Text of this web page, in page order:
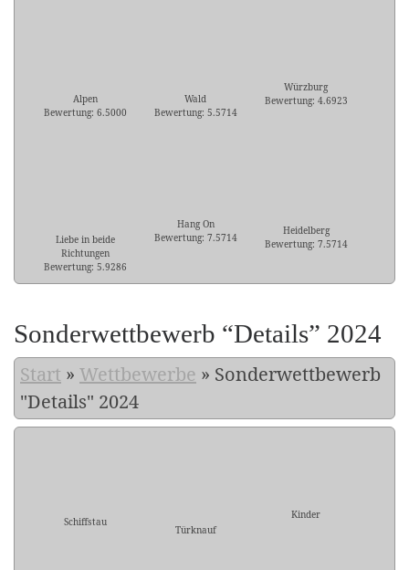
Alpen
Bewertung: 6.5000
Wald
Bewertung: 5.5714
Würzburg
Bewertung: 4.6923
Liebe in beide
Richtungen
Bewertung: 5.9286
Hang On
Bewertung: 7.5714
Heidelberg
Bewertung: 7.5714
Sonderwettbewerb “Details” 2024
Start » Wettbewerbe » Sonderwettbewerb
"Details" 2024
Schiffstau
Türknauf
Kinder